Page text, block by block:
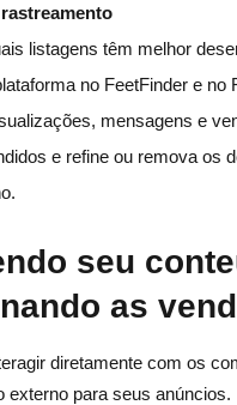
listagens têm melhor
no FeetFinder e no
mensagens e
e refine ou remova os
seu
as
diretamente com os
externo para seus anúncios.